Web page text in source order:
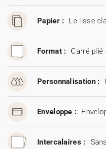
Présentoirs comptoir
Stickers
Papier : Le lisse
Format : Carré plié
Personnalisation :
Enveloppe :
Intercalaires :